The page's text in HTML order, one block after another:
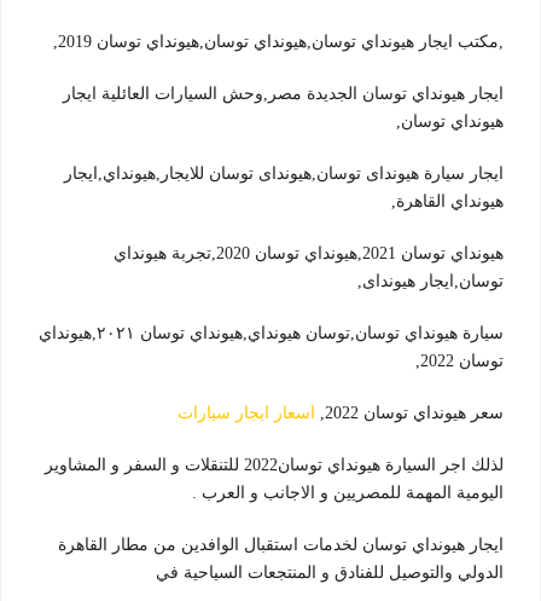
,مكتب ايجار هيونداي توسان,هيونداي توسان,هيونداي توسان 2019,
ايجار هيونداي توسان الجديدة مصر,وحش السيارات العائلية ايجار
هيونداي توسان,
ايجار سيارة هيونداى توسان,هيونداى توسان للايجار,هيونداي,ايجار
هيونداي القاهرة,
هيونداي توسان 2021,هيونداي توسان 2020,تجربة هيونداي
توسان,ايجار هيونداى,
سيارة هيونداي توسان,توسان هيونداي,هيونداي توسان ٢٠٢١,هيونداي
توسان 2022,
سعر هيونداي توسان 2022, اسعار ايجار سيارات
لذلك اجر السيارة هيونداي توسان2022 للتنقلات و السفر و المشاوير
اليومية المهمة للمصريين و الاجانب و العرب .
ايجار هيونداي توسان لخدمات استقبال الوافدين من مطار القاهرة
الدولي والتوصيل للفنادق و المنتجعات السياحية في